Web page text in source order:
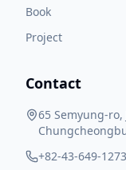
Book
Project
Contact
65 Semyung-ro,
+82-43-649-1273